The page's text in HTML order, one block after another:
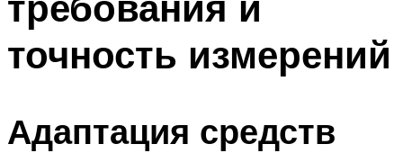
точность измерений
Адаптация средств